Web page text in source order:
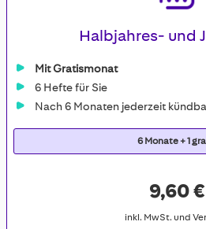
Halbjahres- und
Mit Gratismonat
6 Hefte für Sie
Nach 6 Monaten jederzeit
6 Monate + 1
9,60 €
inkl. MwSt. und